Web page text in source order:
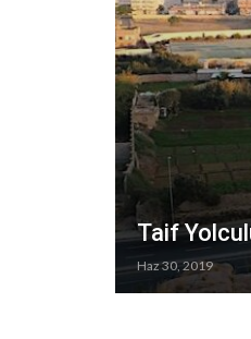
Taif
Haz 30, 2019